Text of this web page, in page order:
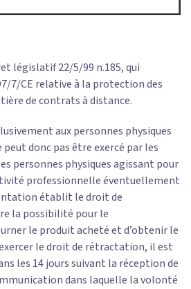
législatif 22/5/99 n.185, qui
7/CE relative à la protection des
de contrats à distance.
aux personnes physiques
donc pas être exercé par les
personnes physiques agissant pour
professionnelle éventuellement
établit le droit de
la possibilité pour le
le produit acheté et d’obtenir le
le droit de rétractation, il est
les 14 jours suivant la réception de
dans laquelle la volonté